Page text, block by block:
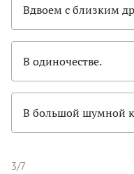
Вдвоем с близким
В одиночестве.
В большой шумной
3/7